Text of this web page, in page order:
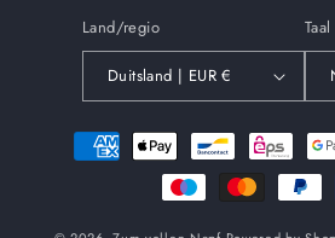
Land/regio
Duitsland | EUR €
Taal
Betaalmethoden